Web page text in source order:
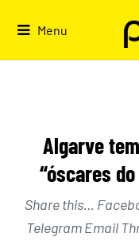
Menu
Algarve
“óscares
Share this…
Telegram Email